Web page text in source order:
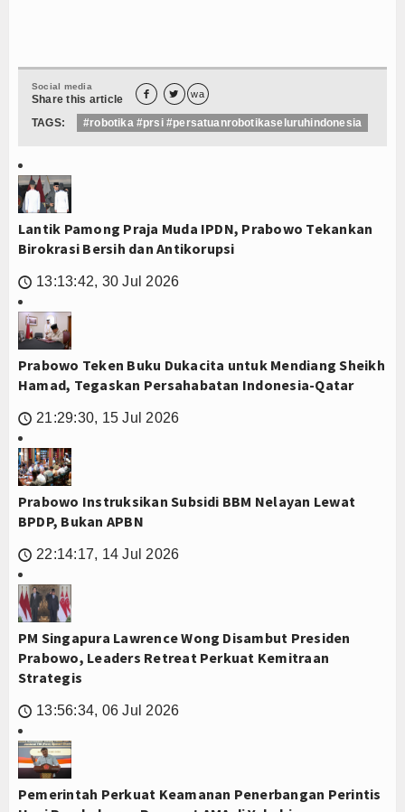
Social media
Share this article   wa
TAGS: #robotika #prsi #persatuanrobotikaseluruhindonesia
Lantik Pamong Praja Muda IPDN, Prabowo Tekankan
Birokrasi Bersih dan Antikorupsi
🕔 13:13:42, 30 Jul 2026
Prabowo Teken Buku Dukacita untuk Mendiang Sheikh
Hamad, Tegaskan Persahabatan Indonesia-Qatar
🕔 21:29:30, 15 Jul 2026
Prabowo Instruksikan Subsidi BBM Nelayan Lewat
BPDP, Bukan APBN
🕔 22:14:17, 14 Jul 2026
PM Singapura Lawrence Wong Disambut Presiden
Prabowo, Leaders Retreat Perkuat Kemitraan
Strategis
🕔 13:56:34, 06 Jul 2026
Pemerintah Perkuat Keamanan Penerbangan Perintis